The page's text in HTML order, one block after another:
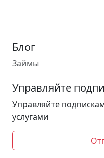
Блог
Займы
Управляйте
Управляйте
услугами